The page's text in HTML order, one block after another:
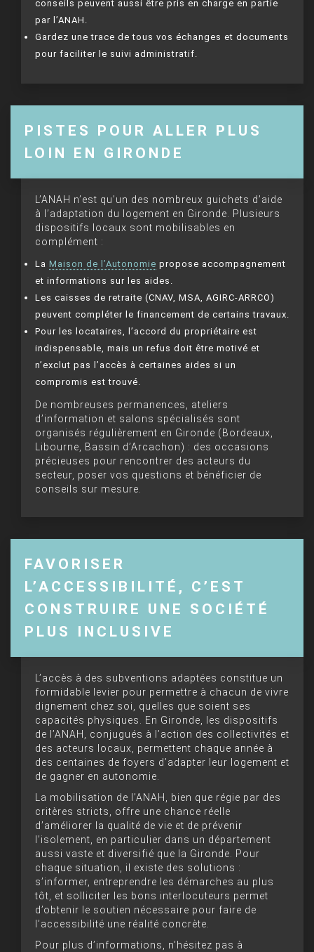
conseils peuvent aussi être pris en charge en partie
par l’ANAH.
Gardez une trace de tous vos échanges et documents
pour faciliter le suivi administratif.
PISTES POUR ALLER PLUS
LOIN EN GIRONDE
L’ANAH n’est qu’un des nombreux guichets d’aide
à l’adaptation du logement en Gironde. Plusieurs
dispositifs locaux sont mobilisables en
complément :
La Maison de l’Autonomie propose accompagnement
et informations sur les aides.
Les caisses de retraite (CNAV, MSA, AGIRC-ARRCO)
peuvent compléter le financement de certains travaux.
Pour les locataires, l’accord du propriétaire est
indispensable, mais un refus doit être motivé et
n’exclut pas l’accès à certaines aides si un
compromis est trouvé.
De nombreuses permanences, ateliers
d’information et salons spécialisés sont
organisés régulièrement en Gironde (Bordeaux,
Libourne, Bassin d’Arcachon) : des occasions
précieuses pour rencontrer des acteurs du
secteur, poser vos questions et bénéficier de
conseils sur mesure.
FAVORISER
L’ACCESSIBILITÉ, C’EST
CONSTRUIRE UNE SOCIÉTÉ
PLUS INCLUSIVE
L’accès à des subventions adaptées constitue un
formidable levier pour permettre à chacun de vivre
dignement chez soi, quelles que soient ses
capacités physiques. En Gironde, les dispositifs
de l’ANAH, conjugués à l’action des collectivités et
des acteurs locaux, permettent chaque année à
des centaines de foyers d’adapter leur logement et
de gagner en autonomie.
La mobilisation de l’ANAH, bien que régie par des
critères stricts, offre une chance réelle
d’améliorer la qualité de vie et de prévenir
l’isolement, en particulier dans un département
aussi vaste et diversifié que la Gironde. Pour
chaque situation, il existe des solutions :
s’informer, entreprendre les démarches au plus
tôt, et solliciter les bons interlocuteurs permet
d’obtenir le soutien nécessaire pour faire de
l’accessibilité une réalité concrète.
Pour plus d’informations, n’hésitez pas à